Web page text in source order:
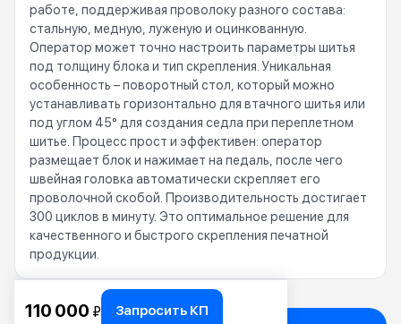
работе, поддерживая проволоку разного состава:
стальную, медную, луженую и оцинкованную.
Оператор может точно настроить параметры шитья
под толщину блока и тип скрепления. Уникальная
особенность – поворотный стол, который можно
устанавливать горизонтально для втачного шитья или
под углом 45° для создания седла при переплетном
шитье. Процесс прост и эффективен: оператор
размещает блок и нажимает на педаль, после чего
швейная головка автоматически скрепляет его
проволочной скобой. Производительность достигает
300 циклов в минуту. Это оптимальное решение для
качественного и быстрого скрепления печатной
продукции.
110 000 ₽ Запросить КП